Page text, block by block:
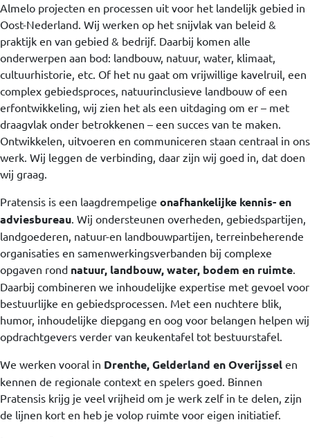
Almelo projecten en processen uit voor het landelijk gebied in
Oost-Nederland. Wij werken op het snijvlak van beleid &
praktijk en van gebied & bedrijf. Daarbij komen alle
onderwerpen aan bod: landbouw, natuur, water, klimaat,
cultuurhistorie, etc. Of het nu gaat om vrijwillige kavelruil, een
complex gebiedsproces, natuurinclusieve landbouw of een
erfontwikkeling, wij zien het als een uitdaging om er – met
draagvlak onder betrokkenen – een succes van te maken.
Ontwikkelen, uitvoeren en communiceren staan centraal in ons
werk. Wij leggen de verbinding, daar zijn wij goed in, dat doen
wij graag.
Pratensis is een laagdrempelige onafhankelijke kennis- en
adviesbureau. Wij ondersteunen overheden, gebiedspartijen,
landgoederen, natuur-en landbouwpartijen, terreinbeherende
organisaties en samenwerkingsverbanden bij complexe
opgaven rond natuur, landbouw, water, bodem en ruimte.
Daarbij combineren we inhoudelijke expertise met gevoel voor
bestuurlijke en gebiedsprocessen. Met een nuchtere blik,
humor, inhoudelijke diepgang en oog voor belangen helpen wij
opdrachtgevers verder van keukentafel tot bestuurstafel.
We werken vooral in Drenthe, Gelderland en Overijssel en
kennen de regionale context en spelers goed. Binnen
Pratensis krijg je veel vrijheid om je werk zelf in te delen, zijn
de lijnen kort en heb je volop ruimte voor eigen initiatief.